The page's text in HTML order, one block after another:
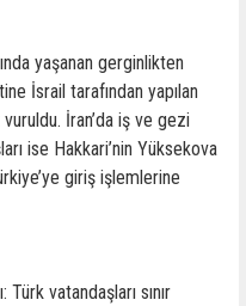
yaşanan gerginlikten
İsrail tarafından yapılan
İran’da iş ve gezi
ise Hakkari’nin Yüksekova
giriş işlemlerine
vatandaşları sınır